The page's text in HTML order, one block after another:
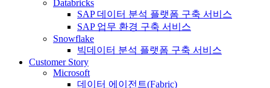
Databricks
SAP 데이터 분석 플랫폼 구축 서비스
SAP 업무 환경 구축 서비스
Snowflake
빅데이터 분석 플랫폼 구축 서비스
Customer Story
Microsoft
데이터 에이전트(Fabric)